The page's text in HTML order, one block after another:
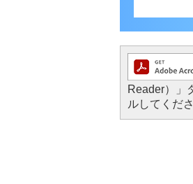
Reader）」
ルしてくださ